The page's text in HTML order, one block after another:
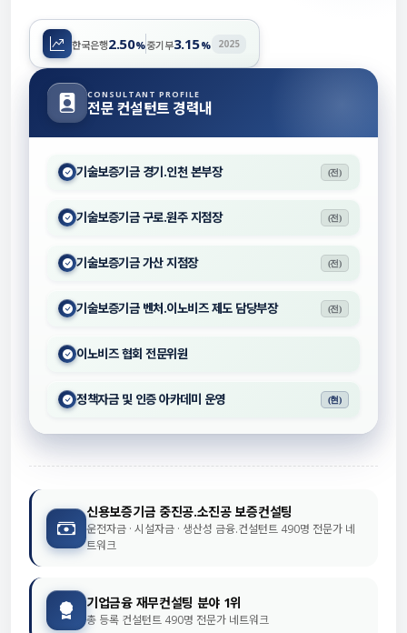
한국은행2.50%중기부3.15% 2025
CONSULTANT PROFILE
전문 컨설턴트 경력내
기술보증기금 경기.인천 본부장 (전)
기술보증기금 구로.원주 지점장 (전)
기술보증기금 가산 지점장 (전)
기술보증기금 벤처.이노비즈 제도 담당부장 (전)
이노비즈 협회 전문위원
정책자금 및 인증 아카데미 운영 (현)
신용보증기금 중진공.소진공 보증컨설팅
운전자금 · 시설자금 · 생산성 금융.컨설턴트 490명 전문가 네
트워크
기업금융 재무컨설팅 분야 1위
총 등록 컨설턴트 490명 전문가 네트워크